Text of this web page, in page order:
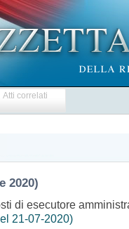
Atti correlati
2020)
di esecutore
21-07-2020)